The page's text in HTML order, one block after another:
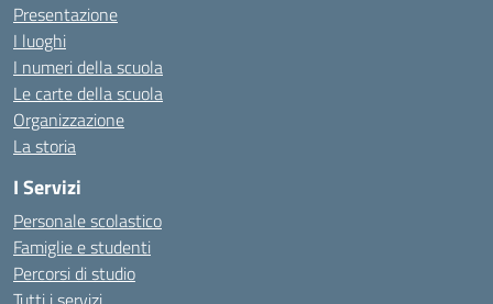
Presentazione
I luoghi
I numeri della scuola
Le carte della scuola
Organizzazione
La storia
I Servizi
Personale scolastico
Famiglie e studenti
Percorsi di studio